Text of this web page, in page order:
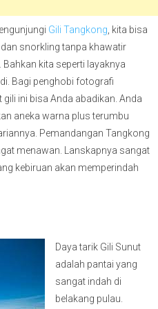
Gili Tangkong , kita bisa
snorkling tanpa khawatir
kita seperti layaknya
Bagi penghobi fotografi
ini bisa Anda abadikan. Anda
aneka warna plus terumbu
Pemandangan Tangkong
menawan. Lanskapnya sangat
kebiruan akan memperindah
Daya tarik Gili Sunut
adalah pantai yang
sangat indah di
belakang pulau.